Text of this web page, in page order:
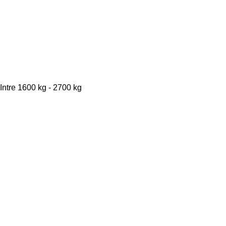
Intre 1600 kg - 2700 kg